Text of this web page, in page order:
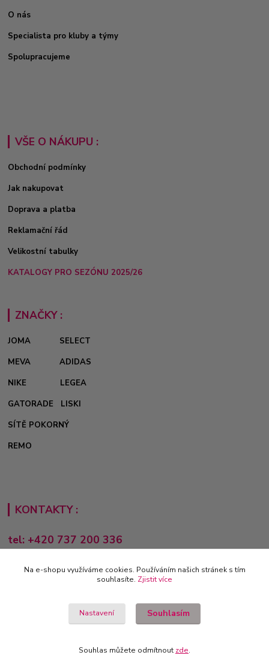
O nás
Specialista pro kluby a týmy
Spolupracujeme
VŠE O NÁKUPU :
Obchodní podmínky
Jak nakupovat
Doprava a platba
Reklamační řád
Velikostní tabulky
KATALOGY PRO SEZÓNU 2025/26
ZNAČKY :
JOMA
SELECT
MEVA
ADIDAS
NIKE
LEGEA
GATORADE
LISKI
SÍTĚ POKORNÝ
REMO
KONTAKTY :
tel: +420 737 200 336
Pondělí-Pátek: 8 - 17 hodin
obchod@e-sporting.cz
Na e-shopu využíváme cookies. Používáním našich stránek s tím
souhlasíte. Zjistit více
Nastavení Souhlasím
Souhlas můžete odmítnout zde.